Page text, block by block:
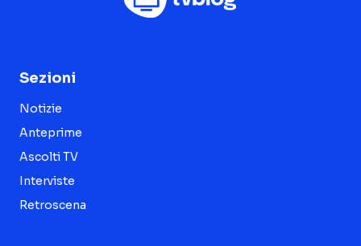
Sezioni
Notizie
Anteprime
Ascolti TV
Interviste
Retroscena